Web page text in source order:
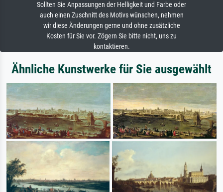
Sollten Sie Anpassungen der Helligkeit und Farbe oder
auch einen Zuschnitt des Motivs wünschen, nehmen
wir diese Änderungen gerne und ohne zusätzliche
Kosten für Sie vor. Zögern Sie bitte nicht, uns zu
kontaktieren.
Ähnliche Kunstwerke für Sie ausgewählt